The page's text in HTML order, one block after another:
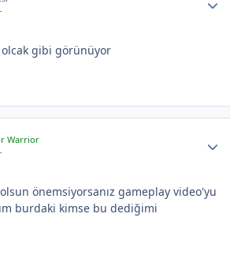
olcak gibi görünüyor
Warrior
olsun önemsiyorsanız gameplay video'yu
burdaki kimse bu dediğimi